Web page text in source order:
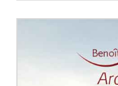
PARTITIONS POUR